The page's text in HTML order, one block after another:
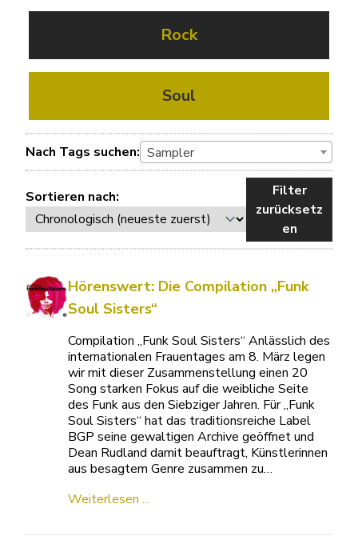
Rock
Soul
Nach Tags suchen: Sampler
Sortieren nach:
Filter
zurücksetz
en
Hörenswert: Die Compilation „Funk
Soul Sisters“
Compilation „Funk Soul Sisters“ Anlässlich des
internationalen Frauentages am 8. März legen
wir mit dieser Zusammenstellung einen 20
Song starken Fokus auf die weibliche Seite
des Funk aus den Siebziger Jahren. Für „Funk
Soul Sisters“ hat das traditionsreiche Label
BGP seine gewaltigen Archive geöffnet und
Dean Rudland damit beauftragt, Künstlerinnen
aus besagtem Genre zusammen zu…
Weiterlesen ...